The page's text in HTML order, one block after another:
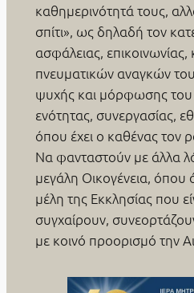
καθημερινότητά τους,
σπίτι», ως δηλαδή τον
ασφάλειας,
πνευματικών αναγκών
ψυχής και μόρφωσης
ενότητας, συνεργασίας,
όπου έχει ο καθένας τον
Να φανταστούν με άλλα
μεγάλη Οικογένεια, όπου
μέλη της Εκκλησίας που
συγχαίρουν,
με κοινό προορισμό την